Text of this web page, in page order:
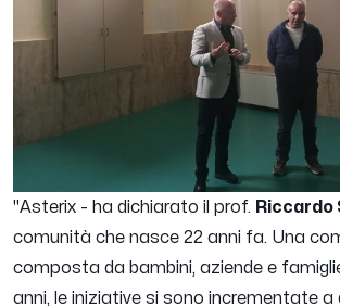
"Asterix - ha dichiarato il prof. Riccardo
comunità che nasce 22 anni fa. Una
composta da bambini, aziende e
anni, le iniziative si sono incrementate a